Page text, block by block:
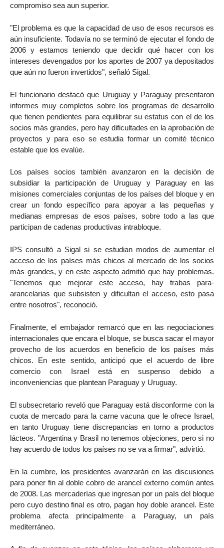
compromiso sea aun superior.
"El problema es que la capacidad de uso de esos recursos es
aún insuficiente. Todavía no se terminó de ejecutar el fondo de
2006 y estamos teniendo que decidir qué hacer con los
intereses devengados por los aportes de 2007 ya depositados
que aún no fueron invertidos", señaló Sigal.
El funcionario destacó que Uruguay y Paraguay presentaron
informes muy completos sobre los programas de desarrollo
que tienen pendientes para equilibrar su estatus con el de los
socios más grandes, pero hay dificultades en la aprobación de
proyectos y para eso se estudia formar un comité técnico
estable que los evalúe.
Los países socios también avanzaron en la decisión de
subsidiar la participación de Uruguay y Paraguay en las
misiones comerciales conjuntas de los países del bloque y en
crear un fondo específico para apoyar a las pequeñas y
medianas empresas de esos países, sobre todo a las que
participan de cadenas productivas intrabloque.
IPS consultó a Sigal si se estudian modos de aumentar el
acceso de los países más chicos al mercado de los socios
más grandes, y en este aspecto admitió que hay problemas.
"Tenemos que mejorar este acceso, hay trabas para-
arancelarias que subsisten y dificultan el acceso, esto pasa
entre nosotros", reconoció.
Finalmente, el embajador remarcó que en las negociaciones
internacionales que encara el bloque, se busca sacar el mayor
provecho de los acuerdos en beneficio de los países más
chicos. En este sentido, anticipó que el acuerdo de libre
comercio con Israel está en suspenso debido a
inconveniencias que plantean Paraguay y Uruguay.
El subsecretario reveló que Paraguay está disconforme con la
cuota de mercado para la carne vacuna que le ofrece Israel,
en tanto Uruguay tiene discrepancias en torno a productos
lácteos. "Argentina y Brasil no tenemos objeciones, pero si no
hay acuerdo de todos los países no se va a firmar", advirtió.
En la cumbre, los presidentes avanzarán en las discusiones
para poner fin al doble cobro de arancel externo común antes
de 2008. Las mercaderías que ingresan por un país del bloque
pero cuyo destino final es otro, pagan hoy doble arancel. Este
problema afecta principalmente a Paraguay, un país
mediterráneo.